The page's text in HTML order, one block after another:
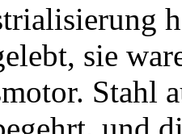
sie
Stahl